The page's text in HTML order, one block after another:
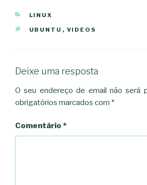
CATEGORIAS
LINUX
ETIQUETAS
UBUNTU , VIDEOS
Deixe uma resposta
O seu endereço de email não será
obrigatórios marcados com *
Comentário *